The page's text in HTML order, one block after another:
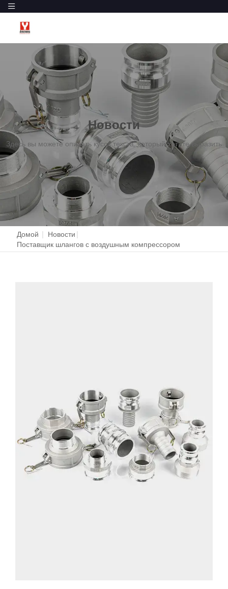
Новости
Здесь вы можете описать кусок текста, который хотите выразить
Домой | Новости |
Поставщик шлангов с воздушным компрессором